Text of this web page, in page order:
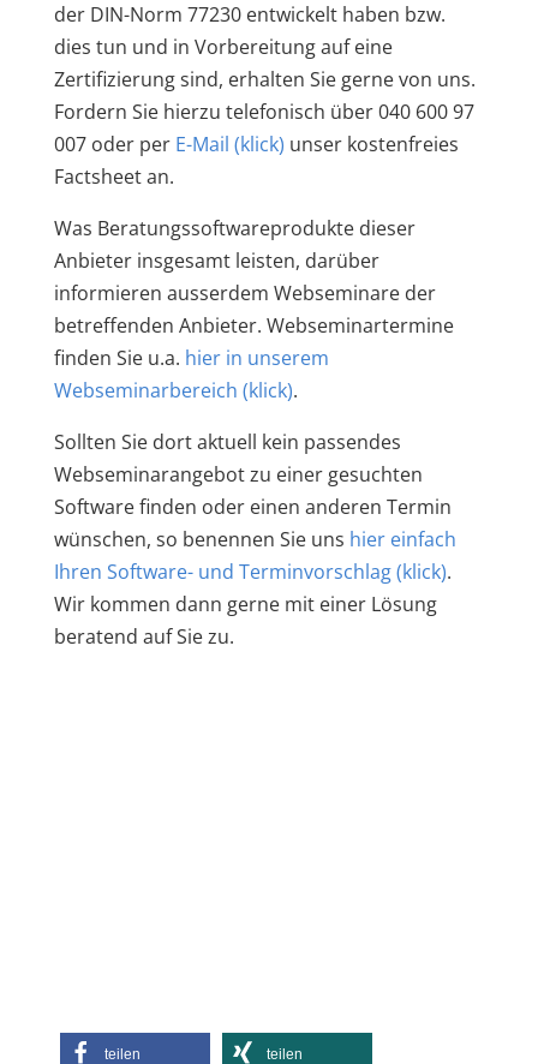
der DIN-Norm 77230 entwickelt haben bzw.
dies tun und in Vorbereitung auf eine
Zertifizierung sind, erhalten Sie gerne von uns.
Fordern Sie hierzu telefonisch über 040 600 97
007 oder per E-Mail (klick) unser kostenfreies
Factsheet an.
Was Beratungssoftwareprodukte dieser
Anbieter insgesamt leisten, darüber
informieren ausserdem Webseminare der
betreffenden Anbieter. Webseminartermine
finden Sie u.a. hier in unserem
Webseminarbereich (klick).
Sollten Sie dort aktuell kein passendes
Webseminarangebot zu einer gesuchten
Software finden oder einen anderen Termin
wünschen, so benennen Sie uns hier einfach
Ihren Software- und Terminvorschlag (klick).
Wir kommen dann gerne mit einer Lösung
beratend auf Sie zu.
teilen teilen